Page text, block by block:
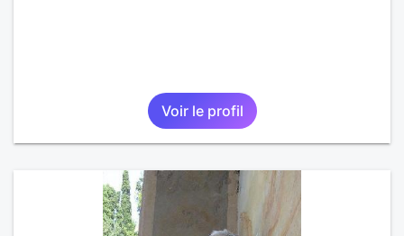
Voir le profil